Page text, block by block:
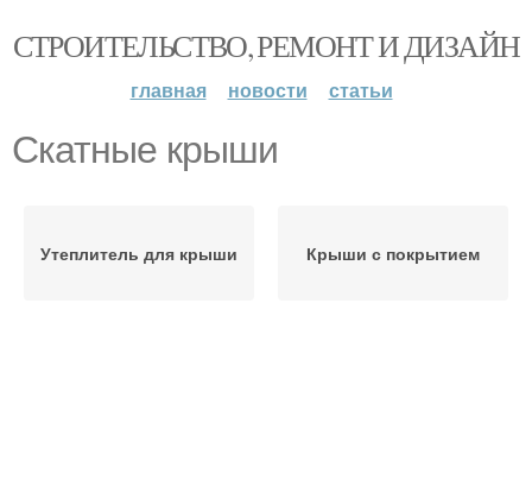
СТРОИТЕЛЬСТВО, РЕМОНТ И ДИЗАЙН
главная новости статьи
Скатные крыши
Утеплитель для крыши Крыши с покрытием